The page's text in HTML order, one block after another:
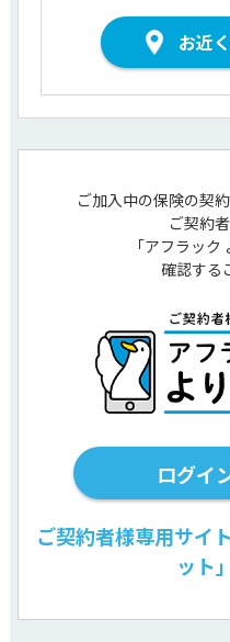
お近
ご加入中の保険の契
ご契約
「アフラッ
確認する
ログイ
ご契約者様専用サイ
ット